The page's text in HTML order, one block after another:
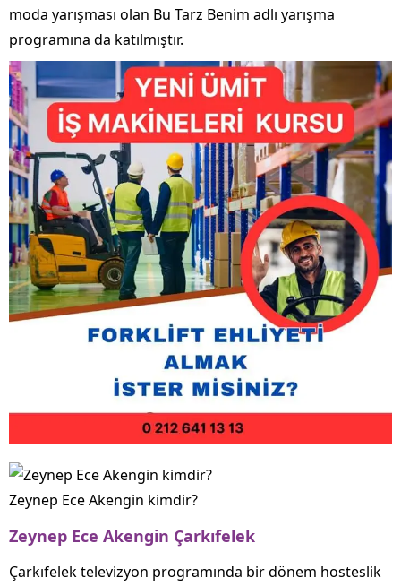
moda yarışması olan Bu Tarz Benim adlı yarışma
programına da katılmıştır.
Zeynep Ece Akengin kimdir?
Zeynep Ece Akengin Çarkıfelek
Çarkıfelek televizyon programında bir dönem hosteslik